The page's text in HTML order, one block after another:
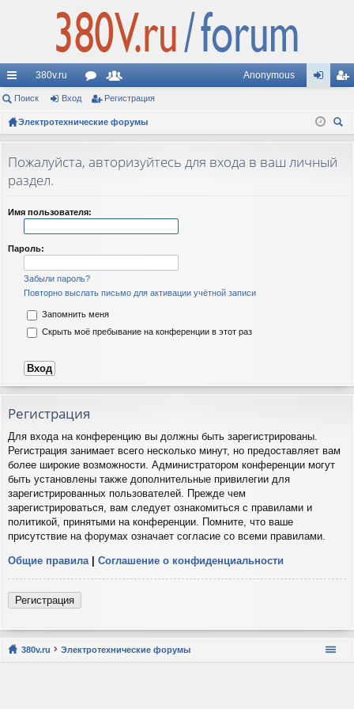
с
ы
и
380v.ru
ор
ум
ол
ьз
ат
и
Anonymous
д ис
Поиск Вход Регистрация
Электротехнические форумы
ск
Пожалуйста, авторизуйтесь для входа в ваш личный
раздел.
Имя пользователя:
Пароль:
Забыли пароль?
Повторно выслать письмо для активации учётной записи
Запомнить меня
Скрыть моё пребывание на конференции в этот раз
Регистрация
Для входа на конференцию вы должны быть зарегистрированы.
Регистрация занимает всего несколько минут, но предоставляет вам
более широкие возможности. Администратором конференции могут
быть установлены также дополнительные привилегии для
зарегистрированных пользователей. Прежде чем
зарегистрироваться, вам следует ознакомиться с правилами и
политикой, принятыми на конференции. Помните, что ваше
присутствие на форумах означает согласие со всеми правилами.
Общие правила | Соглашение о конфиденциальности
Регистрация
380v.ru Электротехнические форумы